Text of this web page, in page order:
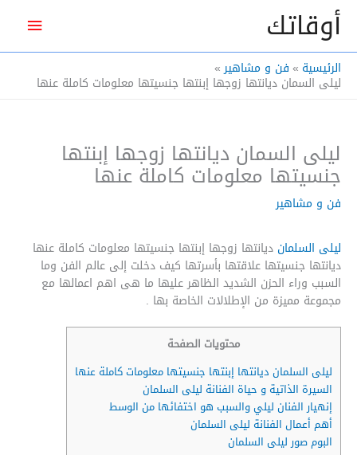
تخطي
المحتوىأوقاتك
الرئيسية فن و مشاهير
ليلى السمان ديانتها زوجها إبنتها جنسيتها معلومات كاملة عنها
ليلى السمان ديانتها زوجها إبنتها
جنسيتها معلومات كاملة عنها
فن و مشاهير
ليلى السلمان ديانتها زوجها إبنتها جنسيتها معلومات كاملة عنها
ديانتها جنسيتها علاقتها بأسرتها كيف دخلت إلى عالم الفن وما
السبب وراء الحزن الشديد الظاهر عليها ما هى اهم اعمالها مع
مجموعة مميزة من الإطلالات الخاصة بها .
محتويات الصفحة
ليلى السلمان ديانتها إبنتها جنسيتها معلومات كاملة عنها
السيرة الذاتية و حياة الفنانة ليلى السلمان
إنهيار الفنان ليلي والسبب هو اختفائها من الوسط
أهم أعمال الفنانة ليلى السلمان
البوم صور ليلى السلمان